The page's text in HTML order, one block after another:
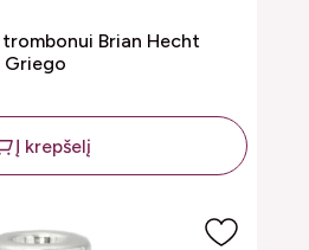
Brian Hecht
Griego
Į krepšelį